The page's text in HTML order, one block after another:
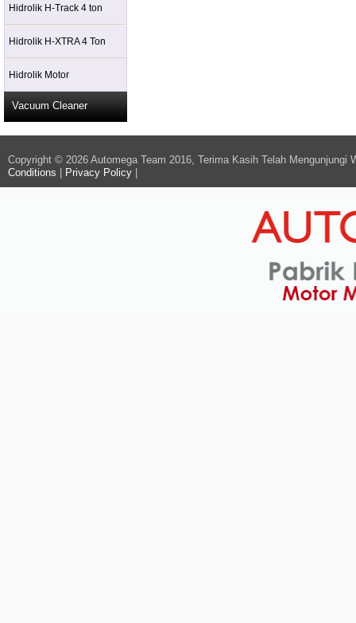
Hidrolik H-Track 4 ton
Hidrolik H-XTRA 4 Ton
Hidrolik Motor
Vacuum Cleaner
Copyright © 2026 Automega Team 2016, Terima Kasih Telah Mengunjungi
Conditions
Privacy Policy